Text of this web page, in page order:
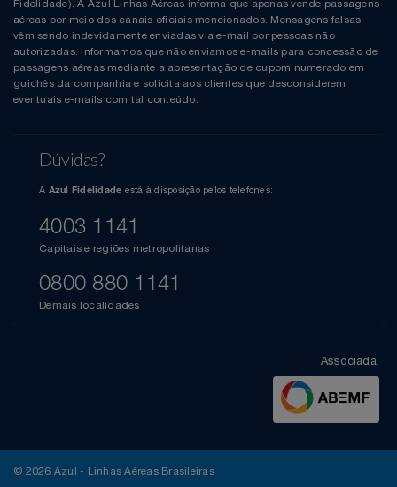
Fidelidade). A Azul Linhas Aéreas informa que apenas vende passagens
aéreas por meio dos canais oficiais mencionados. Mensagens falsas
vêm sendo indevidamente enviadas via e-mail por pessoas não
autorizadas. Informamos que não enviamos e-mails para concessão de
passagens aéreas mediante a apresentação de cupom numerado em
guichês da companhia e solicita aos clientes que desconsiderem
eventuais e-mails com tal conteúdo.
Dúvidas?
A Azul Fidelidade está à disposição pelos telefones:
4003 1141
Capitais e regiões metropolitanas
0800 880 1141
Demais localidades
Associada:
© 2026 Azul - Linhas Aéreas Brasileiras